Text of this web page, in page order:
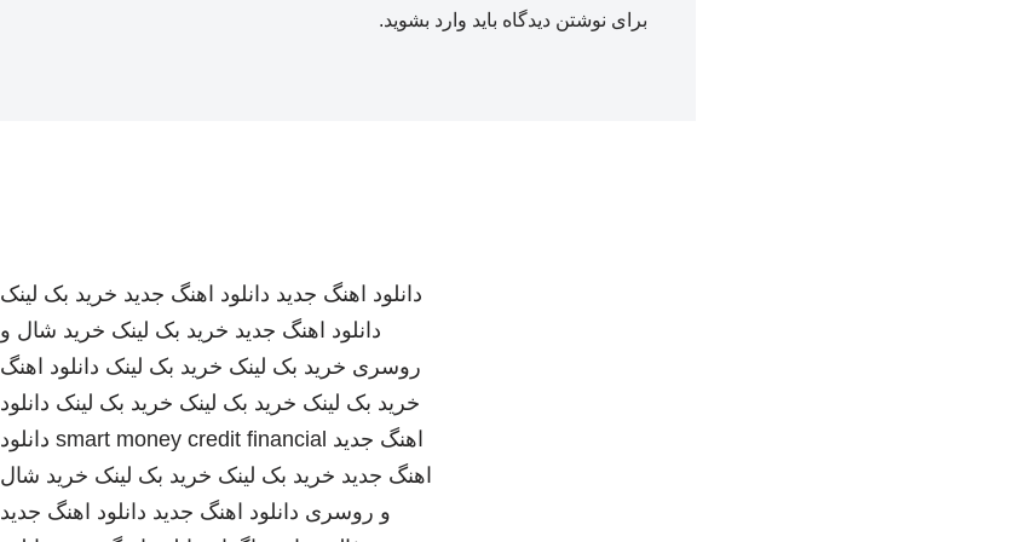
برای نوشتن دیدگاه باید وارد بشوید.
دانلود اهنگ جدید دانلود اهنگ جدید خرید بک لینک
دانلود اهنگ جدید خرید بک لینک خرید شال و
روسری خرید بک لینک خرید بک لینک دانلود اهنگ
خرید بک لینک خرید بک لینک خرید بک لینک دانلود
اهنگ جدید smart money credit financial دانلود
اهنگ جدید خرید بک لینک خرید بک لینک خرید شال
و روسری دانلود اهنگ جدید دانلود اهنگ جدید